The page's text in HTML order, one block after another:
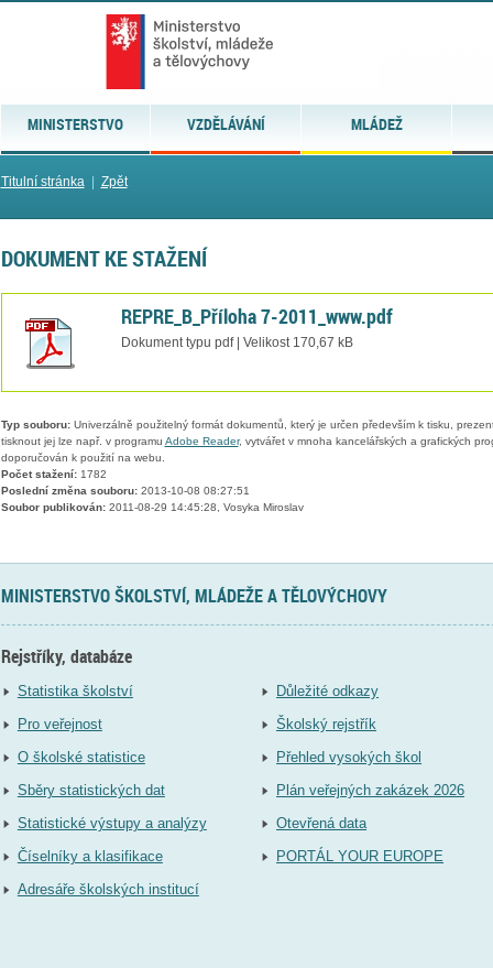
MINISTERSTVO VZDĚLÁVÁNÍ MLÁDEŽ
Titulní stránka| Zpět
DOKUMENT KE STAŽENÍ
REPRE_B_Příloha 7-2011_www.pdf
Dokument typu pdf | Velikost 170,67 kB
Typ souboru:Univerzálně použitelný formát dokumentů, který je určen především k tisku,
tisknout jej lze např. v programu Adobe Reader, vytvářet v mnoha kancelářských a grafických
doporučován k použití na webu.
Počet stažení:1782
Poslední změna souboru:2013-10-08 08:27:51
Soubor publikován:2011-08-29 14:45:28, Vosyka Miroslav
MINISTERSTVO ŠKOLSTVÍ, MLÁDEŽE A TĚLOVÝCHOVY
Rejstříky, databáze
Statistika školství
Pro veřejnost
O školské statistice
Sběry statistických dat
Statistické výstupy a analýzy
Číselníky a klasifikace
Adresáře školských institucí
Důležité odkazy
Školský rejstřík
Přehled vysokých škol
Plán veřejných zakázek 2026
Otevřená data
PORTÁL YOUR EUROPE